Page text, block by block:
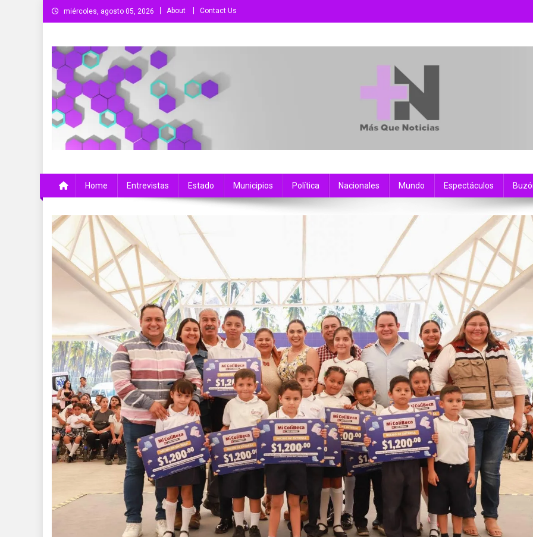
Saltar
al
miércoles, agosto 05, 2026 About Contact Us
Home Entrevistas Estado Municipios Política Nacionales Mundo Espectáculos